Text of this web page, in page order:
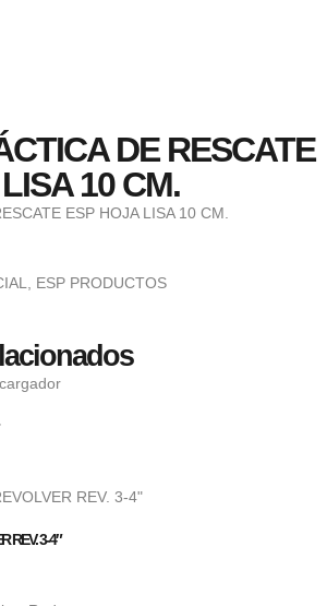
DE RESCATE
10 CM.
ESP HOJA LISA 10 CM.
, ESP PRODUCTOS
REV. 3-4″